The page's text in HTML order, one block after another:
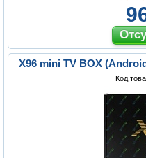
X96 mini TV BOX
Код